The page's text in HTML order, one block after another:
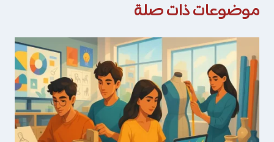
موضوعات ذات صلة